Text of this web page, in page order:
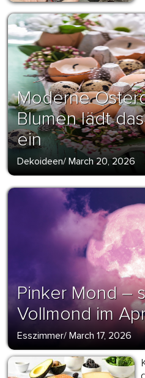
Moderne
Blumen lädt
ein
Dekoideen/ March 20, 2026
Pinker Mond –
Vollmond im
Esszimmer/ March 17, 2026